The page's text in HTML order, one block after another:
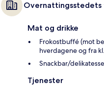
Mat og drikke
Frokostbuffé (mot
hverdagene og fra
Snackbar/
Tjenester